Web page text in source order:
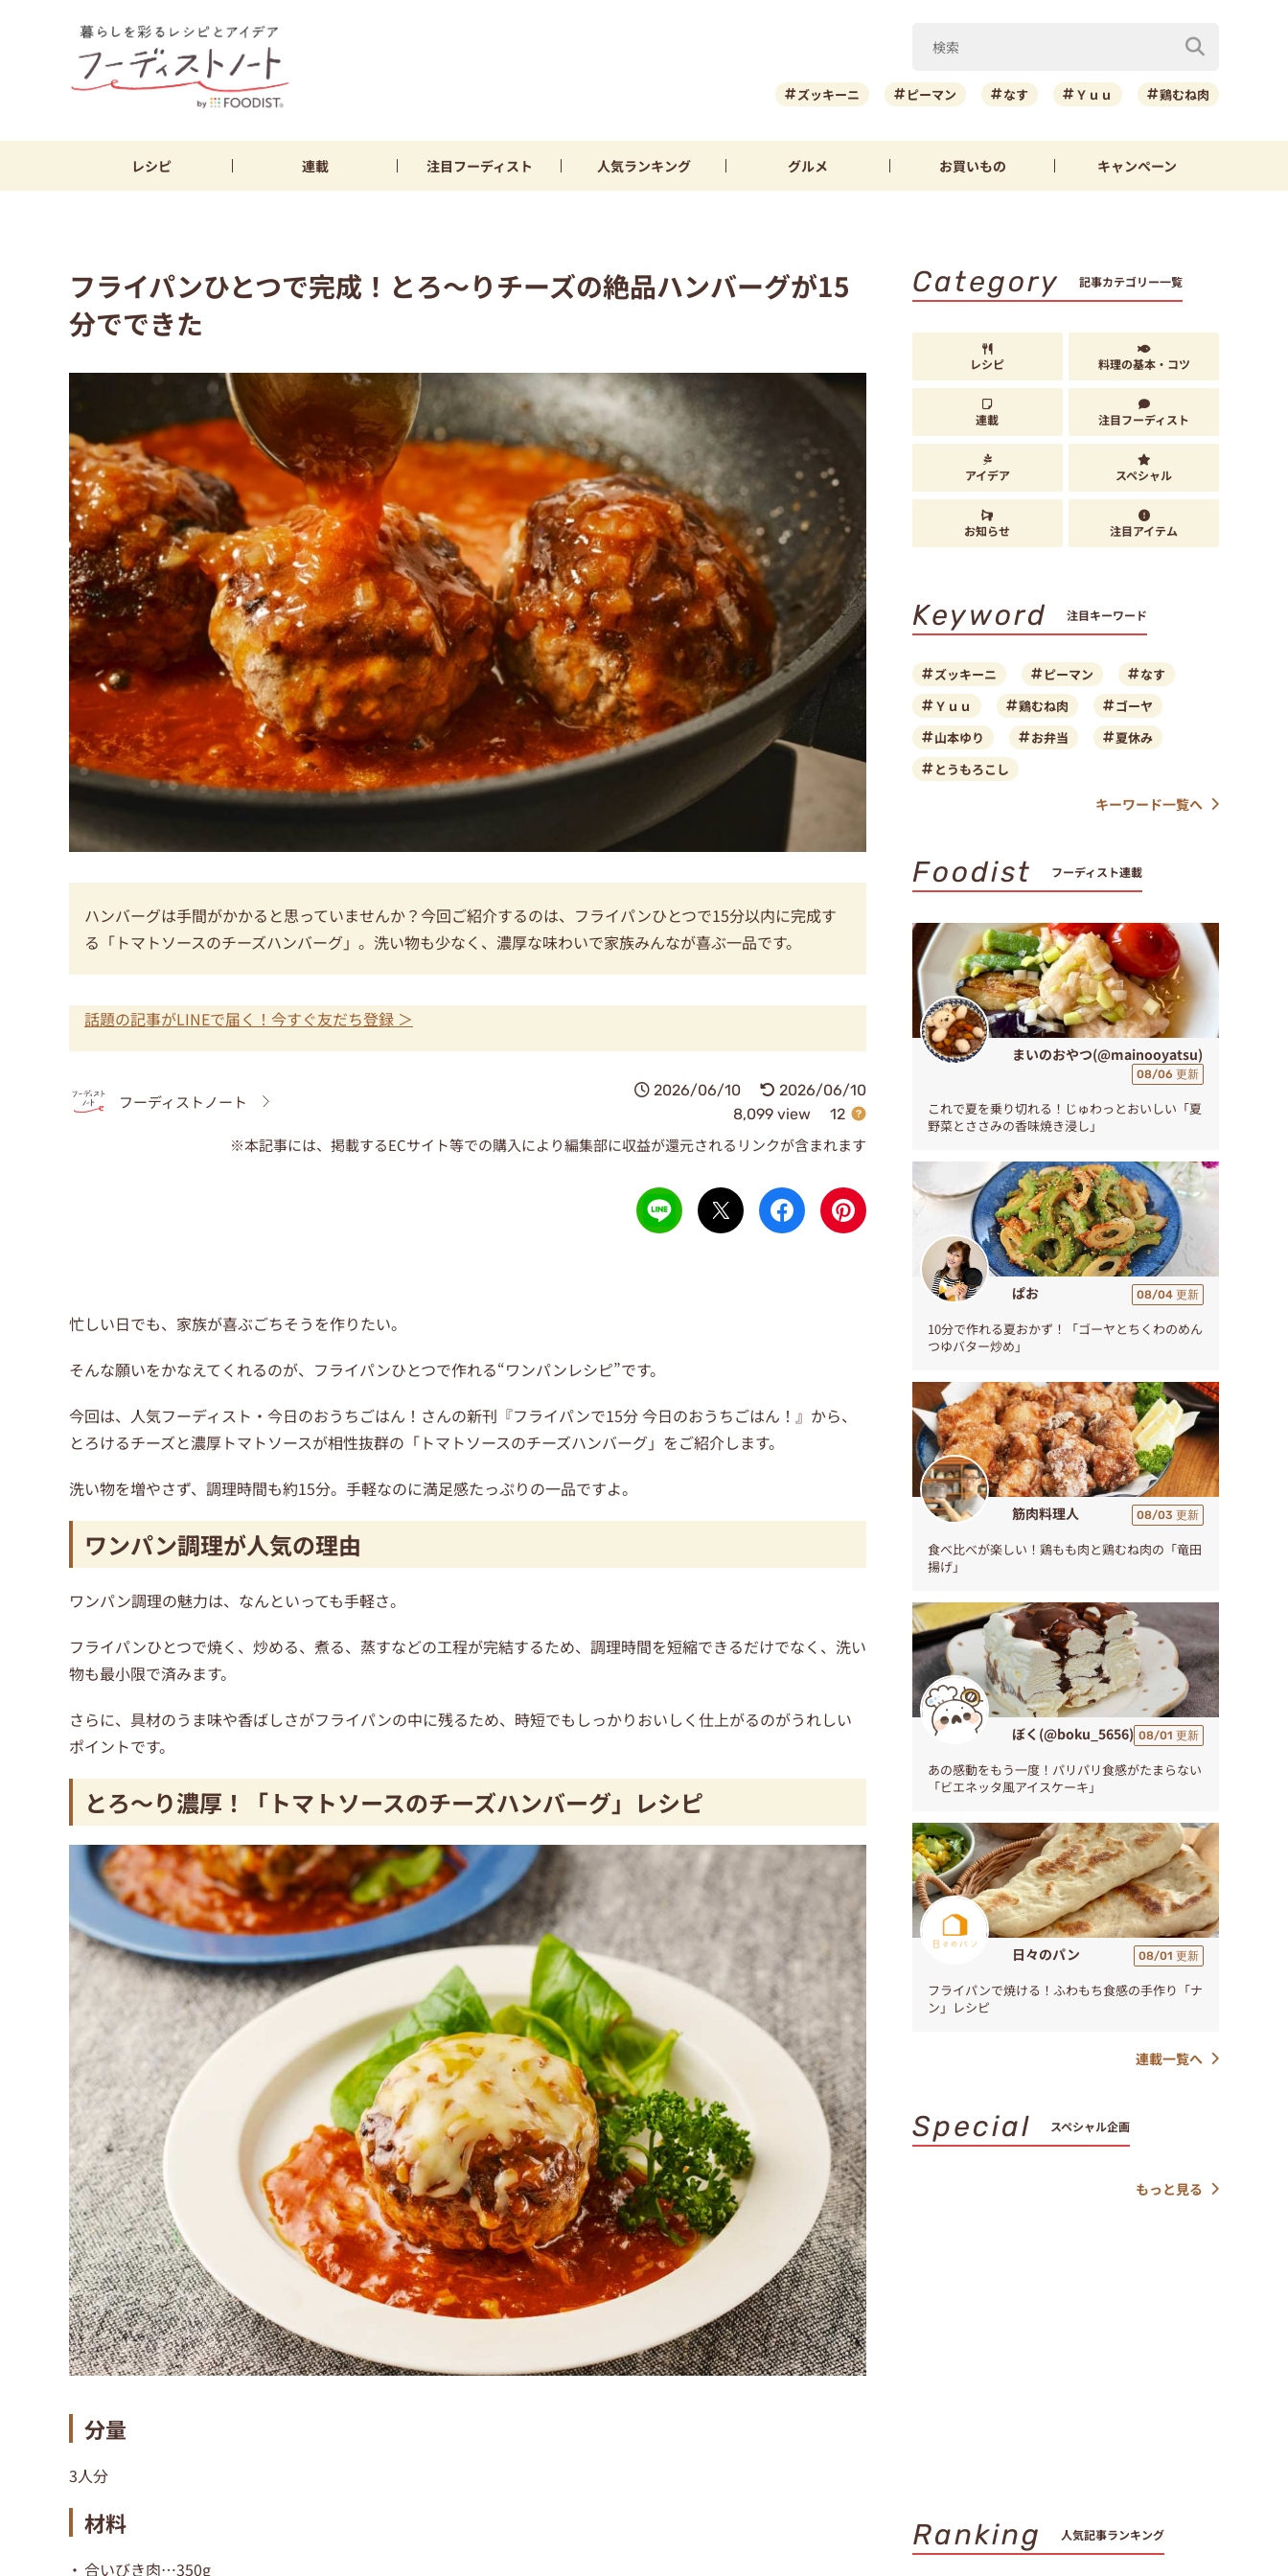
ズッキーニ ピーマン なす Ｙｕｕ 鶏むね肉
レシピ 連載 注目フーディスト 人気ランキング グルメ お買いもの キャンペーン
フライパンひとつで完成！とろ〜りチーズの絶品ハンバーグが15
分でできた
ハンバーグは手間がかかると思っていませんか？今回ご紹介するのは、フライパンひとつで15分以内に完成す
る「トマトソースのチーズハンバーグ」。洗い物も少なく、濃厚な味わいで家族みんなが喜ぶ一品です。
話題の記事がLINEで届く！今すぐ友だち登録 ＞
フーディストノート
2026/06/10
2026/06/10
8,099 view
12
※本記事には、掲載するECサイト等での購入により編集部に収益が還元されるリンクが含まれます
忙しい日でも、家族が喜ぶごちそうを作りたい。
そんな願いをかなえてくれるのが、フライパンひとつで作れる“ワンパンレシピ”です。
今回は、人気フーディスト・今日のおうちごはん！さんの新刊『フライパンで15分 今日のおうちごはん！』から、
とろけるチーズと濃厚トマトソースが相性抜群の「トマトソースのチーズハンバーグ」をご紹介します。
洗い物を増やさず、調理時間も約15分。手軽なのに満足感たっぷりの一品ですよ。
ワンパン調理が人気の理由
ワンパン調理の魅力は、なんといっても手軽さ。
フライパンひとつで焼く、炒める、煮る、蒸すなどの工程が完結するため、調理時間を短縮できるだけでなく、洗い
物も最小限で済みます。
さらに、具材のうま味や香ばしさがフライパンの中に残るため、時短でもしっかりおいしく仕上がるのがうれしい
ポイントです。
とろ〜り濃厚！「トマトソースのチーズハンバーグ」レシピ
分量
3人分
材料
合いびき肉…350g
Category 記事カテゴリー一覧
レシピ 料理の基本・コツ
連載 注目フーディスト
アイデア スペシャル
お知らせ 注目アイテム
Keyword 注目キーワード
ズッキーニ ピーマン
なす
Ｙｕｕ
鶏むね肉
ゴーヤ
山本ゆり
お弁当
夏休み
とうもろこし
キーワード一覧へ
Foodist フーディスト連載
まいのおやつ(@mainooyatsu)
08/06 更新
これで夏を乗り切れる！じゅわっとおいしい「夏
野菜とささみの香味焼き浸し」
ぱお 08/04 更新
10分で作れる夏おかず！「ゴーヤとちくわのめん
つゆバター炒め」
筋肉料理人 08/03 更新
食べ比べが楽しい！鶏もも肉と鶏むね肉の「竜田
揚げ」
ぼく(@boku_5656) 08/01 更新
あの感動をもう一度！パリパリ食感がたまらない
「ビエネッタ風アイスケーキ」
日々のパン 08/01 更新
フライパンで焼ける！ふわもち食感の手作り「ナ
ン」レシピ
連載一覧へ
Special スペシャル企画
もっと見る
Ranking 人気記事ランキング